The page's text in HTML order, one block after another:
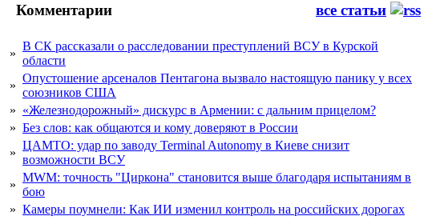
Комментарии все статьи
»
В СК рассказали о расследовании преступлений ВСУ в Курской
области
»
Опустошение арсеналов Пентагона вызвало настоящую панику у всех
союзников США
» «Железнодорожный» дискурс в Армении: с дальним прицелом?
» Без слов: как общаются и кому доверяют в России
»
ЦАМТО: удар по заводу Terminal Autonomy в Киеве снизит
возможности ВСУ
»
MWM: точность "Циркона" становится выше благодаря испытаниям в
бою
» Камеры поумнели: Как ИИ изменил контроль на российских дорогах